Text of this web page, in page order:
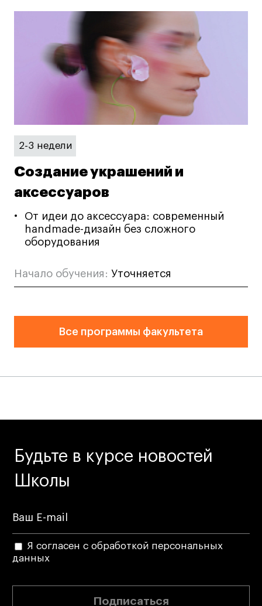
Иллюстрация
Диджитал
Интерьер
Навыки предпринимателя и управленца
Маркетинг и генерация лидов
Искусство
Очно + онлайн
Все программы
Специалист кино- и медиапродакшена
Технолог-конструктор одежды
Среднесрочные
Долгосрочные
Все программы
Новости
Блог
2-3 недели
Создание украшений и
аксессуаров
От идеи до аксессуара: современный
handmade-дизайн без сложного
оборудования
Начало обучения: Уточняется
Все программы факультета
Будьте в курсе новостей
Школы
Я согласен с обработкой персональных
данных
Подписаться